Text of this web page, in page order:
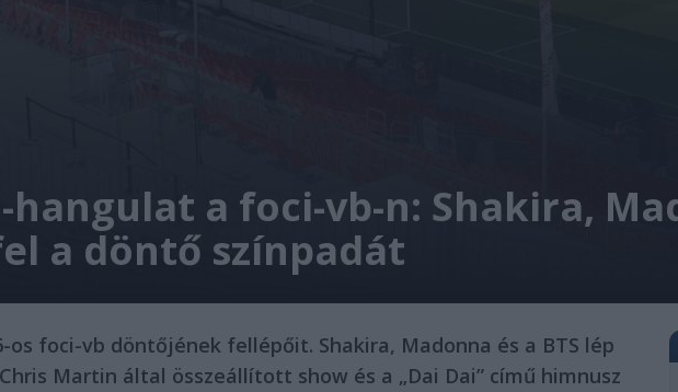
a foci-vb-n: Shakira,
a döntő színpadát
os foci-vb döntőjének fellépőit. Shakira, Madonna és a BTS lép
Martin által összeállított show és a „Dai Dai” című himnusz